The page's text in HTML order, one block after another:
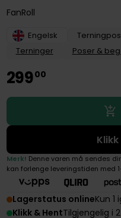
FanRoll
Engelsk
Terninger
Poser &
29900
Merk! Denne varen må sendes
kan forlenge leveringstiden med
Lagerstatus onlineKun 1
Klikk & HentTilgjengelig i